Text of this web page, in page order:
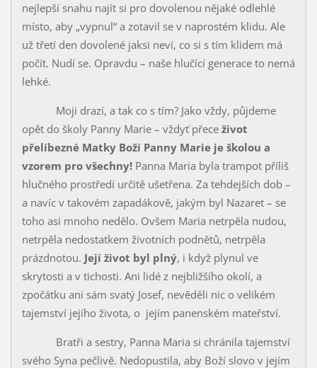
nejlepší snahu najít si pro dovolenou nějaké odlehlé
místo, aby „vypnul“ a zotavil se v naprostém klidu. Ale
už třetí den dovolené jaksi neví, co si s tím klidem má
počít. Nudí se. Opravdu – naše hlučící generace to nemá
lehké.
Moji drazí, a tak co s tím? Jako vždy, půjdeme
opět do školy Panny Marie – vždyť přece život
přelíbezné Matky Boží Panny Marie je školou a
vzorem pro všechny!Panna Maria byla trampot příliš
hlučného prostředí určitě ušetřena. Za tehdejších dob –
a navíc v takovém zapadákově, jakým byl Nazaret – se
toho asi mnoho nedělo. Ovšem Maria netrpěla nudou,
netrpěla nedostatkem životních podnětů, netrpěla
prázdnotou. Její život byl plný, i když plynul ve
skrytosti a v tichosti. Ani lidé z nejbližšího okolí, a
zpočátku ani sám svatý Josef, nevěděli nic o velikém
tajemství jejího ži­vota, o jejím panenském mateřství.
Bratři a sestry, Panna Maria si chránila tajemství
svého Syna peč­livě. Nedopustila, aby Boží slovo v jejím